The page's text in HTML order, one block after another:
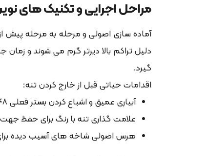
مراحل اجرایی و تکنیک های
آماده سازی اصولی و مرحله به مرحله پیش
دلیل تراکم بالا دیرتر گرم می شوند و
گیرد.
اقدامات حیاتی قبل از خارج کردن تنه:
آبیاری عمیق و اشباع کردن بستر فعلی 48 ساعت قبل از شروع کار برای انسجام کامل توپ خاکی
علامت گذاری تنه با رنگ برای حفظ
هرس اصولی شاخه های آسیب دیده